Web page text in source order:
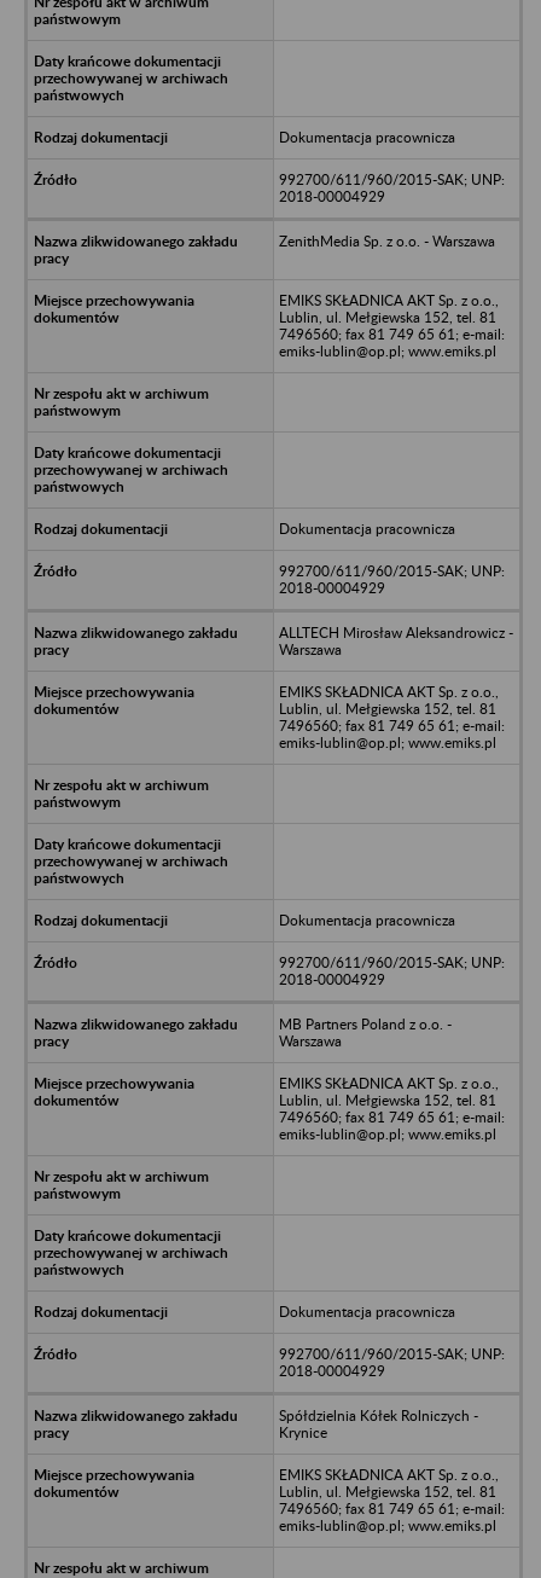
Dokumentacja pracownicza
992700/611/960/2015-SAK; UNP:
2018-00004929
ZenithMedia Sp. z o.o. - Warszawa
EMIKS SKŁADNICA AKT Sp. z o.o.,
Lublin, ul. Mełgiewska 152, tel. 81
7496560; fax 81 749 65 61; e-mail:
emiks-lublin@op.pl; www.emiks.pl
Dokumentacja pracownicza
992700/611/960/2015-SAK; UNP:
2018-00004929
ALLTECH Mirosław Aleksandrowicz -
Warszawa
EMIKS SKŁADNICA AKT Sp. z o.o.,
Lublin, ul. Mełgiewska 152, tel. 81
7496560; fax 81 749 65 61; e-mail:
emiks-lublin@op.pl; www.emiks.pl
Dokumentacja pracownicza
992700/611/960/2015-SAK; UNP:
2018-00004929
MB Partners Poland z o.o. -
Warszawa
EMIKS SKŁADNICA AKT Sp. z o.o.,
Lublin, ul. Mełgiewska 152, tel. 81
7496560; fax 81 749 65 61; e-mail:
emiks-lublin@op.pl; www.emiks.pl
Dokumentacja pracownicza
992700/611/960/2015-SAK; UNP:
2018-00004929
Spółdzielnia Kółek Rolniczych -
Krynice
EMIKS SKŁADNICA AKT Sp. z o.o.,
Lublin, ul. Mełgiewska 152, tel. 81
7496560; fax 81 749 65 61; e-mail:
emiks-lublin@op.pl; www.emiks.pl